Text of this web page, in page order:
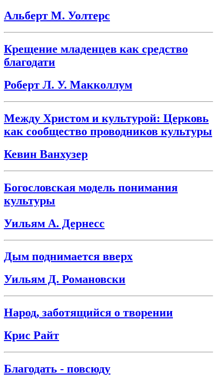
Альберт М. Уолтерс
Крещение младенцев как средство
благодати
Роберт Л. У. Макколлум
Между Христом и культурой: Церковь
как сообщество проводников культуры
Кевин Ванхузер
Богословская модель понимания
культуры
Уильям А. Дернесс
Дым поднимается вверх
Уильям Д. Романовски
Народ, заботящийся о творении
Крис Райт
Благодать - повсюду